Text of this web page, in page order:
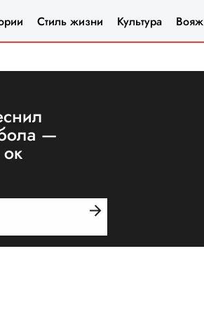
Стиль жизни Культура Вояж